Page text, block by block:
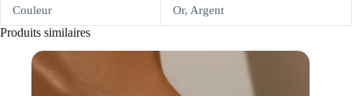
Couleur Or, Argent
Produits similaires